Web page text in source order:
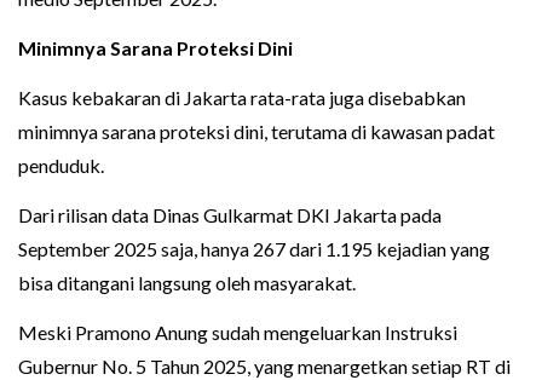
Minimnya Sarana Proteksi Dini
Kasus kebakaran di Jakarta rata-rata juga disebabkan
minimnya sarana proteksi dini, terutama di kawasan padat
penduduk.
Dari rilisan data Dinas Gulkarmat DKI Jakarta pada
September 2025 saja, hanya 267 dari 1.195 kejadian yang
bisa ditangani langsung oleh masyarakat.
Meski Pramono Anung sudah mengeluarkan Instruksi
Gubernur No. 5 Tahun 2025, yang menargetkan setiap RT di